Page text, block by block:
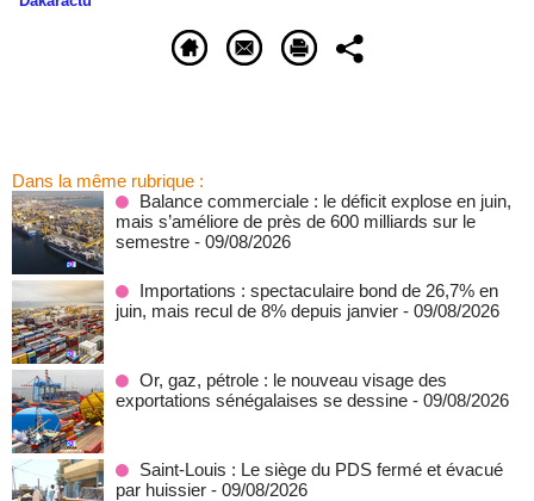
Dans la même rubrique :
Balance commerciale : le déficit explose en juin,
mais s’améliore de près de 600 milliards sur le
semestre - 09/08/2026
Importations : spectaculaire bond de 26,7% en
juin, mais recul de 8% depuis janvier - 09/08/2026
Or, gaz, pétrole : le nouveau visage des
exportations sénégalaises se dessine - 09/08/2026
Saint-Louis : Le siège du PDS fermé et évacué
par huissier - 09/08/2026